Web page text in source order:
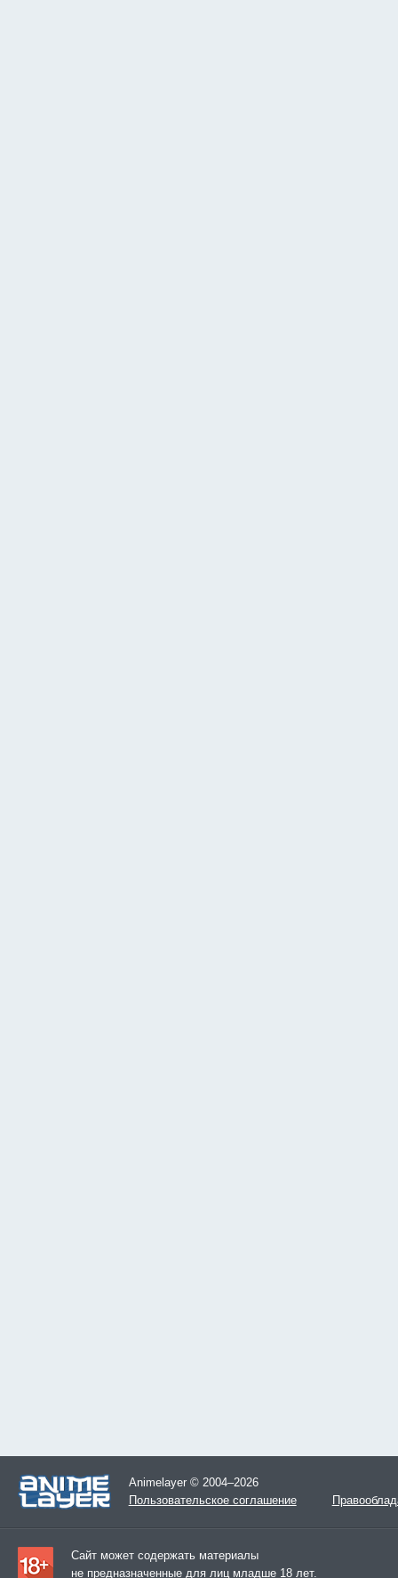
Animelayer © 2004–2026
Пользовательское соглашение
Сайт может содержать материалы
не предназначенные для лиц младше 18 лет.